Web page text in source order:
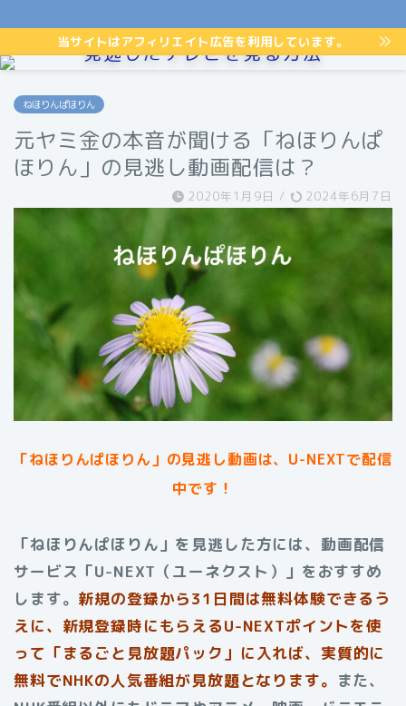
当サイトはアフィリエイト広告を利用しています。
見逃したテレビを見る方法
ねほりんぱほりん
元ヤミ金の本音が聞ける「ねほりんぱ
ほりん」の見逃し動画配信は？
2020年1月9日 / 2024年6月7日
「ねほりんぱほりん」 の見逃し動画は、U-NEXTで配信
中です！
「ねほりんぱほりん」を見逃した方には、動画配信
サービス「U-NEXT（ユーネクスト）」をおすすめ
します。 新規の登録から31日間は無料体験できるう
えに、新規登録時にもらえるU-NEXTポイントを使
って「まるごと見放題パック」に入れば、実質的に
無料でNHKの人気番組が見放題となります。 また、